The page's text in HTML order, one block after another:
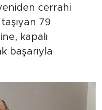
cerrahi
79
kapalı
başarıyla